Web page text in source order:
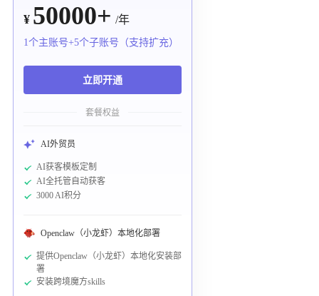
¥ 50000+ /年
1个主账号+5个子账号（支持扩充）
立即开通
套餐权益
AI外贸员
AI获客模板定制
AI全托管自动获客
3000 AI积分
Openclaw（小龙虾）本地化部署
提供Openclaw（小龙虾）本地化安装部
署
安装跨境魔方skills